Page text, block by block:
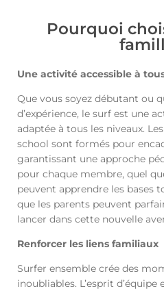
Pourquoi
Une activité accessible à
Que vous soyez débutant ou
d’expérience, le surf est une
adaptée à tous les niveaux.
school sont formés pour
garantissant une approche
pour chaque membre, quel
peuvent apprendre les bases
que les parents peuvent
lancer dans cette nouvelle
Renforcer les liens familiaux
Surfer ensemble crée des
inoubliables. L’esprit